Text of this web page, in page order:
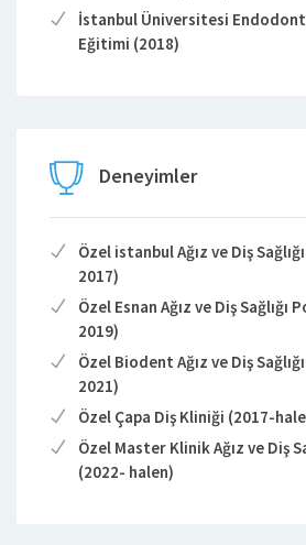
İstanbul Üniversitesi
Eğitimi (2018)
Deneyimler
Özel istanbul Ağız ve Diş
2017)
Özel Esnan Ağız ve Diş Sağlığı
2019)
Özel Biodent Ağız ve Diş
2021)
Özel Çapa Diş Kliniği (2017-
Özel Master Klinik Ağız ve Diş
(2022- halen)